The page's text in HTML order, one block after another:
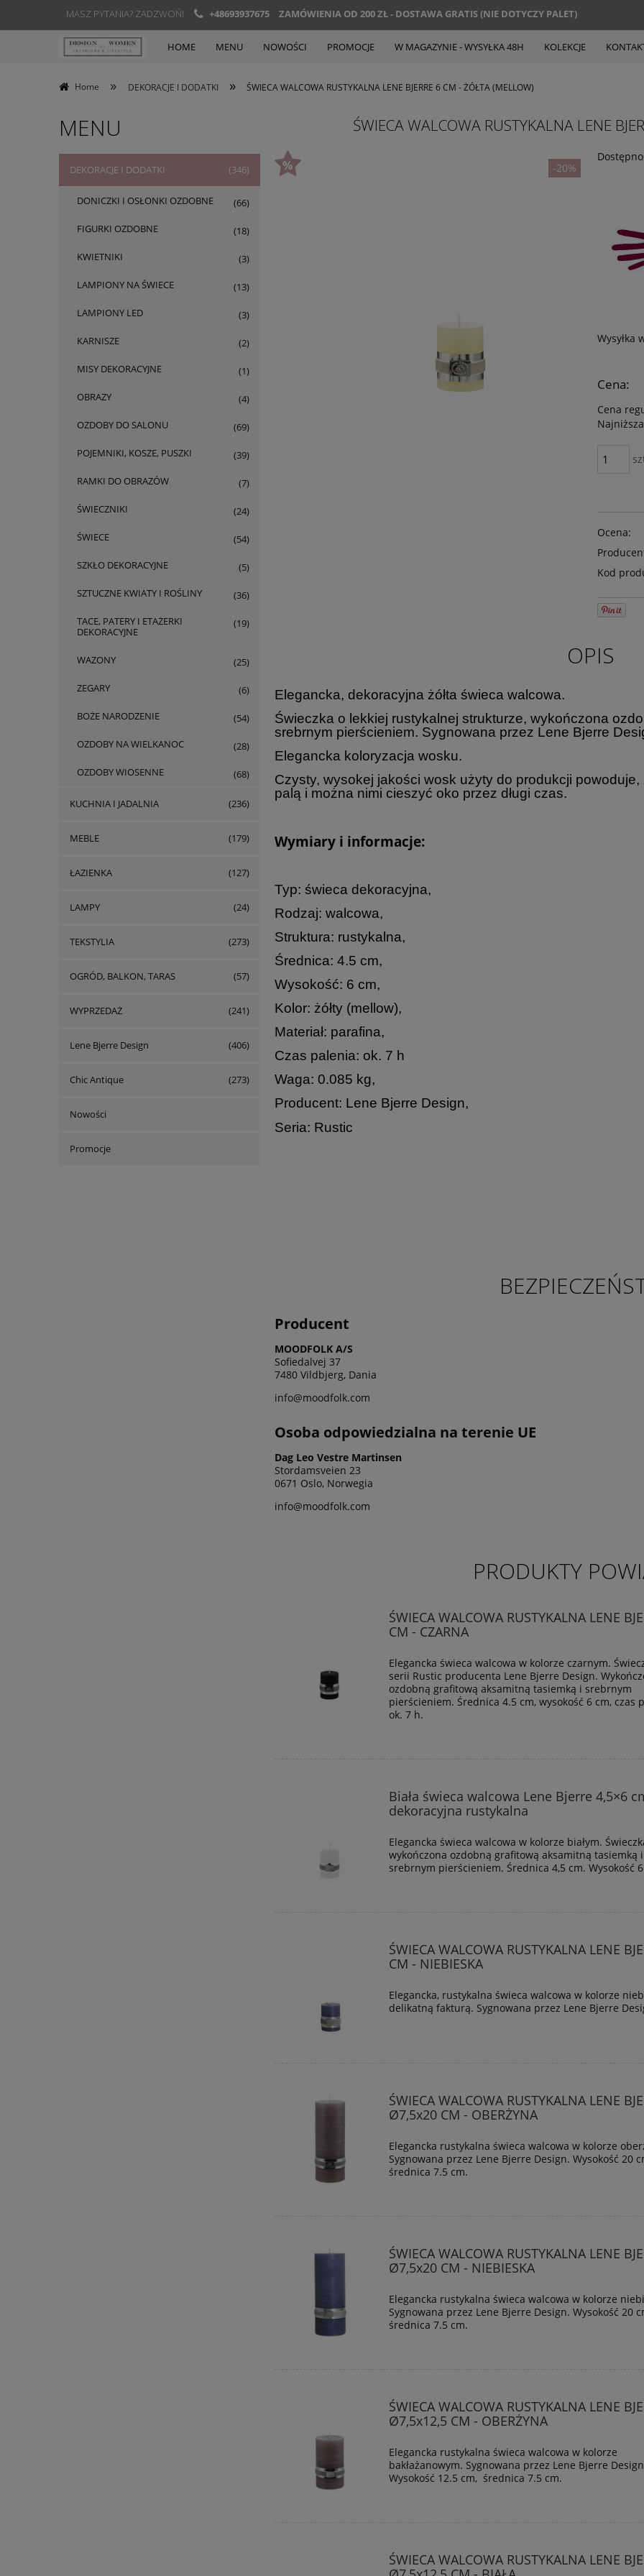
MASZ PYTANIA? ZADZWOŃ! +48693937675 ZAMÓWIENIA OD 200 ZŁ - DOSTAWA GRATIS (NIE DOTYCZY PALET)
HOME MENU NOWOŚCI PROMOCJE W MAGAZYNIE - WYSYŁKA 48H KOLEKCJE
Home » DEKORACJE I DODATKI » ŚWIECA WALCOWA RUSTYKALNA LENE BJERRE 6 CM - ŻÓŁTA (MELLOW)
MENU
DEKORACJE I DODATKI (346)
DONICZKI I OSŁONKI OZDOBNE (66)
FIGURKI OZDOBNE (18)
KWIETNIKI (3)
LAMPIONY NA ŚWIECE (13)
LAMPIONY LED (3)
KARNISZE (2)
MISY DEKORACYJNE (1)
OBRAZY (4)
OZDOBY DO SALONU (69)
POJEMNIKI, KOSZE, PUSZKI (39)
RAMKI DO OBRAZÓW (7)
ŚWIECZNIKI (24)
ŚWIECE (54)
SZKŁO DEKORACYJNE (5)
SZTUCZNE KWIATY I ROŚLINY (36)
TACE, PATERY I ETAŻERKI
DEKORACYJNE
(19)
WAZONY (25)
ZEGARY (6)
BOŻE NARODZENIE (54)
OZDOBY NA WIELKANOC (28)
OZDOBY WIOSENNE (68)
KUCHNIA I JADALNIA (236)
MEBLE (179)
ŁAZIENKA (127)
LAMPY (24)
TEKSTYLIA (273)
OGRÓD, BALKON, TARAS (57)
WYPRZEDAŻ (241)
Lene Bjerre Design (406)
Chic Antique (273)
Nowości
Promocje
ŚWIECA WALCOWA RUSTYKALNA LENE
-20%
Wysyłka
Cena:
Cena
Ocena:
Kod
OPIS
Elegancka, dekoracyjna żółta świeca walcowa.
Świeczka o lekkiej rustykalnej strukturze, wykończona
srebrnym pierścieniem. Sygnowana przez Lene Bjerre
Elegancka koloryzacja wosku.
Czysty, wysokej jakości wosk użyty do produkcji powoduje,
palą i można nimi cieszyć oko przez długi czas.
Wymiary i informacje:
Typ: świeca dekoracyjna,
Rodzaj: walcowa,
Struktura: rustykalna,
Średnica: 4.5 cm,
Wysokość: 6 cm,
Kolor: żółty (mellow),
Materiał: parafina,
Czas palenia: ok. 7 h
Waga: 0.085 kg,
Producent: Lene Bjerre Design,
Seria: Rustic
Producent
MOODFOLK A/S
Sofiedalvej 37
7480 Vildbjerg, Dania
info@moodfolk.com
Osoba odpowiedzialna na terenie UE
Dag Leo Vestre Martinsen
Stordamsveien 23
0671 Oslo, Norwegia
info@moodfolk.com
PRODUKTY
ŚWIECA WALCOWA RUSTYKALNA LENE
CM - CZARNA
Elegancka świeca walcowa w kolorze czarnym.
serii Rustic producenta Lene Bjerre Design.
ozdobną grafitową aksamitną tasiemką i srebrnym
pierścieniem. Średnica 4.5 cm, wysokość 6 cm, czas
ok. 7 h.
Biała świeca walcowa Lene Bjerre 4,5×6
dekoracyjna rustykalna
Elegancka świeca walcowa w kolorze białym.
wykończona ozdobną grafitową aksamitną tasiemką i
srebrnym pierścieniem. Średnica 4,5 cm. Wysokość
ŚWIECA WALCOWA RUSTYKALNA LENE
CM - NIEBIESKA
Elegancka, rustykalna świeca walcowa w kolorze
delikatną fakturą. Sygnowana przez Lene Bjerre
ŚWIECA WALCOWA RUSTYKALNA LENE
Ø7,5x20 CM - OBERŻYNA
Elegancka rustykalna świeca walcowa w kolorze
Sygnowana przez Lene Bjerre Design. Wysokość 20
średnica 7.5 cm.
ŚWIECA WALCOWA RUSTYKALNA LENE
Ø7,5x20 CM - NIEBIESKA
Elegancka rustykalna świeca walcowa w kolorze
Sygnowana przez Lene Bjerre Design. Wysokość 20
średnica 7.5 cm.
ŚWIECA WALCOWA RUSTYKALNA LENE
Ø7,5x12,5 CM - OBERŻYNA
Elegancka rustykalna świeca walcowa w kolorze
bakłażanowym. Sygnowana przez Lene Bjerre
Wysokość 12.5 cm, średnica 7.5 cm.
ŚWIECA WALCOWA RUSTYKALNA LENE